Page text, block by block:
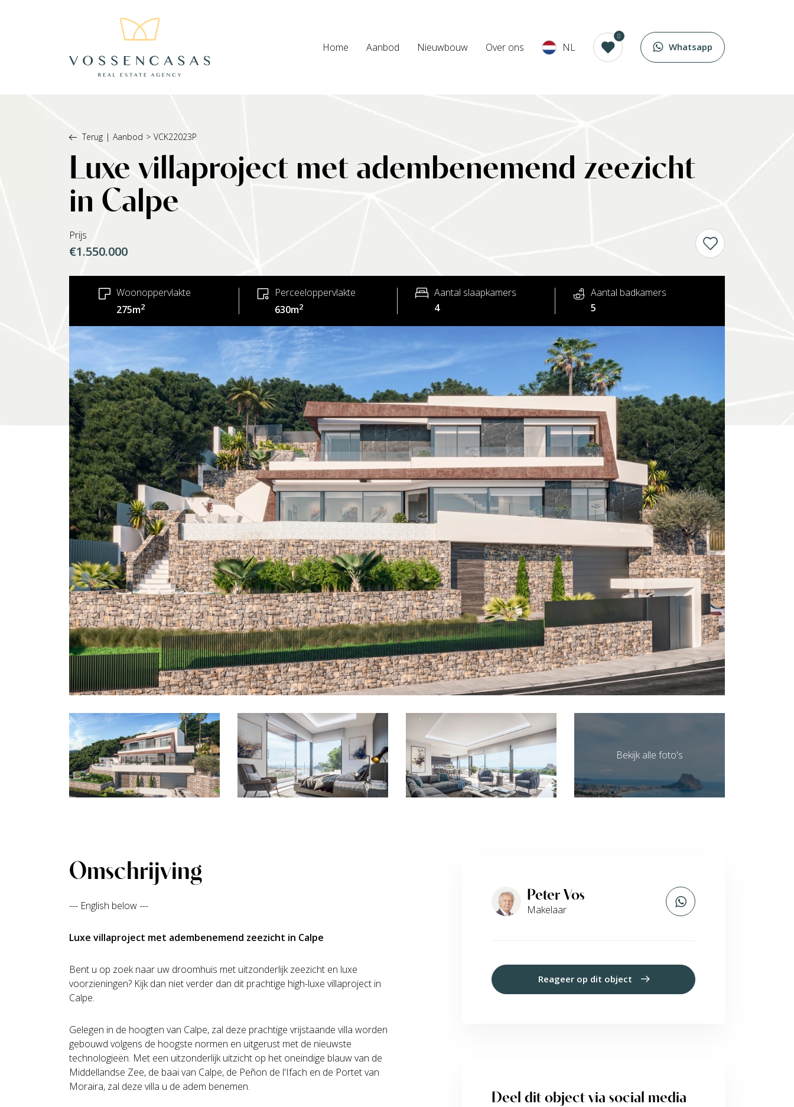
Home Aanbod Nieuwbouw Over ons NL
0
Whatsapp
Terug | Aanbod > VCK22023P
Luxe villaproject met adembenemend zeezicht
in Calpe
Prijs
€1.550.000
Woonoppervlakte
275m2
Perceeloppervlakte
630m2
Aantal slaapkamers
4
Aantal badkamers
5
Bekijk alle foto's
Omschrijving
--- English below ---
Luxe villaproject met adembenemend zeezicht in Calpe
Bent u op zoek naar uw droomhuis met uitzonderlijk zeezicht en luxe
voorzieningen? Kijk dan niet verder dan dit prachtige high-luxe villaproject in
Calpe.
Gelegen in de hoogten van Calpe, zal deze prachtige vrijstaande villa worden
gebouwd volgens de hoogste normen en uitgerust met de nieuwste
technologieën. Met een uitzonderlijk uitzicht op het oneindige blauw van de
Middellandse Zee, de baai van Calpe, de Peñon de l'Ifach en de Portet van
Moraira, zal deze villa u de adem benemen.
Peter Vos
Makelaar
Reageer op dit object
Deel dit object via social media